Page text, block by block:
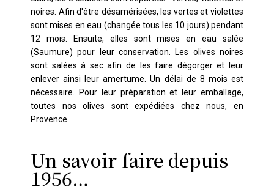
Un savoir faire depuis
1956…
noires. Afin d'être désamérisées, les vertes et violettes
sont mises en eau (changée tous les 10 jours) pendant
12 mois. Ensuite, elles sont mises en eau salée
(Saumure) pour leur conservation. Les olives noires
sont salées à sec afin de les faire dégorger et leur
enlever ainsi leur amertume. Un délai de 8 mois est
nécessaire. Pour leur préparation et leur emballage,
toutes nos olives sont expédiées chez nous, en
Provence.